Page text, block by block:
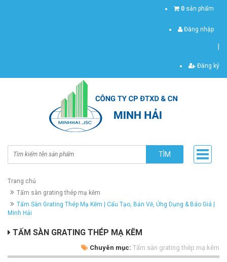
0 sản phẩm
Đăng nhập
Đăng ký
TÌM
Trang chủ
Tấm sàn grating thép mạ kẽm
Tấm Sàn Grating Thép Mạ Kẽm | Cấu Tạo, Bản Vẽ, Ứng Dụng & Báo Giá |
Minh Hải
TẤM SÀN GRATING THÉP MẠ KẼM
Chuyên mục: Tấm sàn grating thép mạ kẽm